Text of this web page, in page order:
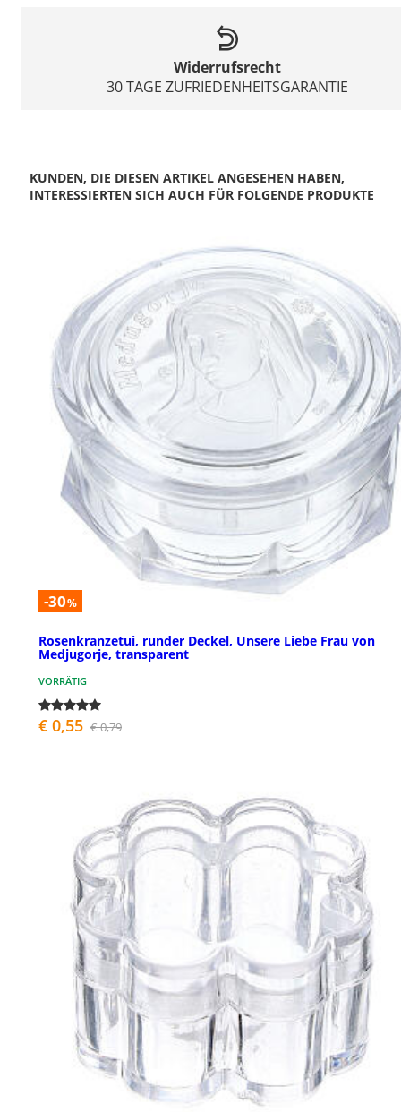
Widerrufsrecht
30 TAGE ZUFRIEDENHEITSGARANTIE
KUNDEN, DIE DIESEN ARTIKEL ANGESEHEN HABEN,
INTERESSIERTEN SICH AUCH FÜR FOLGENDE PRODUKTE
-30%
Rosenkranzetui, runder Deckel, Unsere Liebe Frau von
Medjugorje, transparent
VORRÄTIG
€ 0,55 € 0,79